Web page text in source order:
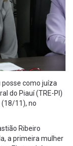
como juíza
do Piauí (TRE-PI)
11), no
Ribeiro
a primeira mulher